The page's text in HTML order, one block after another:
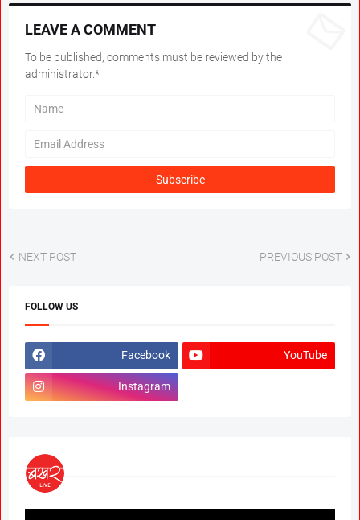
LEAVE A COMMENT
To be published, comments must be reviewed by the
administrator.*
NEXT POST PREVIOUS POST
FOLLOW US
Facebook YouTube
Instagram